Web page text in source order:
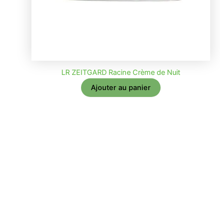
LR ZEITGARD Racine Crème de Nuit
Ajouter au panier